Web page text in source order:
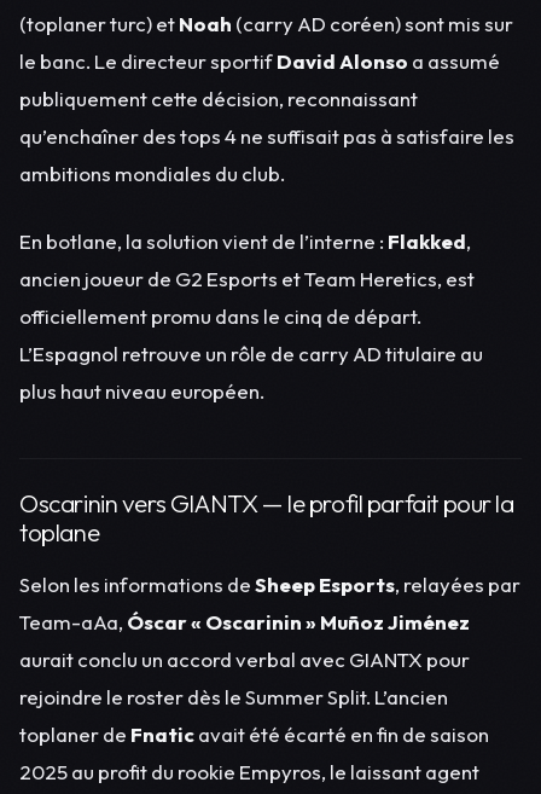
(toplaner turc) etNoah (carry AD coréen) sont mis sur
le banc. Le directeur sportifDavid Alonso a assumé
publiquement cette décision, reconnaissant
qu’enchaîner des tops 4 ne suffisait pas à satisfaire les
ambitions mondiales du club.
En botlane, la solution vient de l’interne : Flakked,
ancien joueur de G2 Esports et Team Heretics, est
officiellement promu dans le cinq de départ.
L’Espagnol retrouve un rôle de carry AD titulaire au
plus haut niveau européen.
Oscarinin vers GIANTX — le profil parfait pour la
toplane
Selon les informations deSheep Esports, relayées par
Team-aAa, Óscar « Oscarinin » Muñoz Jiménez
aurait conclu un accord verbal avec GIANTX pour
rejoindre le roster dès le Summer Split. L’ancien
toplaner de Fnaticavait été écarté en fin de saison
2025 au profit du rookie Empyros, le laissant agent